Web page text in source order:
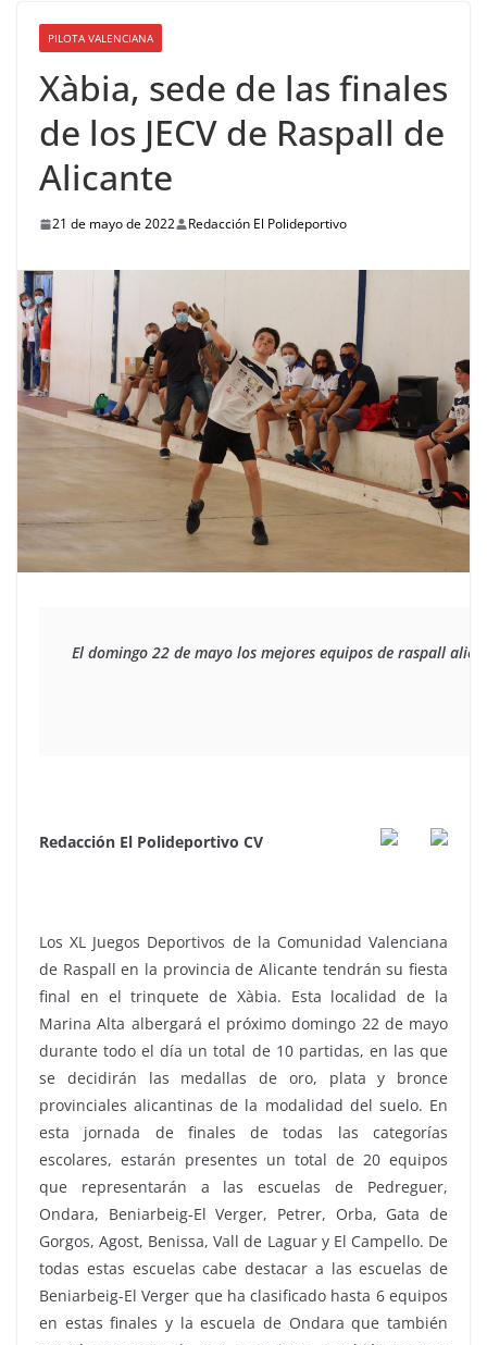
PILOTA VALENCIANA
Xàbia, sede de las finales
de los JECV de Raspall de
Alicante
21 de mayo de 2022 Redacción El Polideportivo
El domingo 22 de mayo los mejores equipos de raspall
Redacción El Polideportivo CV
Los XL Juegos Deportivos de la Comunidad Valenciana
de Raspall en la provincia de Alicante tendrán su fiesta
final en el trinquete de Xàbia. Esta localidad de la
Marina Alta albergará el próximo domingo 22 de mayo
durante todo el día un total de 10 partidas, en las que
se decidirán las medallas de oro, plata y bronce
provinciales alicantinas de la modalidad del suelo. En
esta jornada de finales de todas las categorías
escolares, estarán presentes un total de 20 equipos
que representarán a las escuelas de Pedreguer,
Ondara, Beniarbeig-El Verger, Petrer, Orba, Gata de
Gorgos, Agost, Benissa, Vall de Laguar y El Campello. De
todas estas escuelas cabe destacar a las escuelas de
Beniarbeig-El Verger que ha clasificado hasta 6 equipos
en estas finales y la escuela de Ondara que también